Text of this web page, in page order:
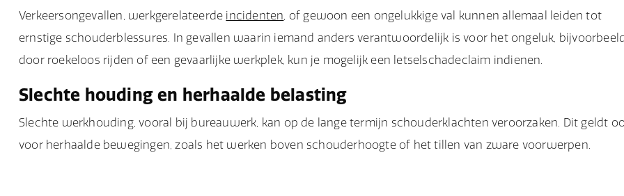
Verkeersongevallen, werkgerelateerde incidenten, of gewoon een ongelukkige val kunnen allemaal leiden tot
ernstige schouderblessures. In gevallen waarin iemand anders verantwoordelijk is voor het ongeluk, bijvoorbeeld
door roekeloos rijden of een gevaarlijke werkplek, kun je mogelijk een letselschadeclaim indienen.
Slechte houding en herhaalde belasting
Slechte werkhouding, vooral bij bureauwerk, kan op de lange termijn schouderklachten veroorzaken. Dit geldt
voor herhaalde bewegingen, zoals het werken boven schouderhoogte of het tillen van zware voorwerpen.